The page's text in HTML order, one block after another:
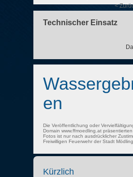
<
Technischer Einsatz
en
Die Veröffentlichung oder
Domain www.ffmoedling.at
Fotos ist nur nach ausdrücklicher
Freiwilligen Feuerwehr der Stadt
Kürzlich